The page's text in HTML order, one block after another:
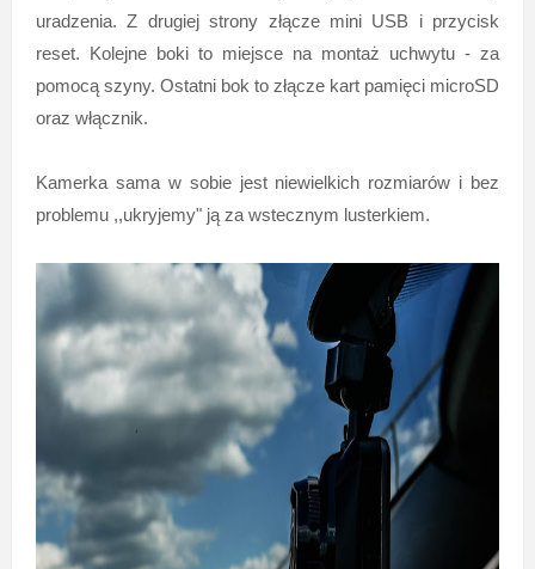
uradzenia. Z drugiej strony złącze mini USB i przycisk
reset. Kolejne boki to miejsce na montaż uchwytu - za
pomocą szyny. Ostatni bok to złącze kart pamięci microSD
oraz włącznik.
Kamerka sama w sobie jest niewielkich rozmiarów i bez
problemu ,,ukryjemy" ją za wstecznym lusterkiem.